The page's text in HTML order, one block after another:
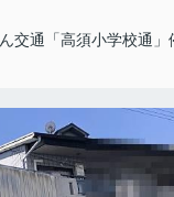
交通「高須小学校通」